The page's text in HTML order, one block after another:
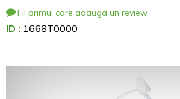
Fii primul care adauga un review
ID : 1668T0000